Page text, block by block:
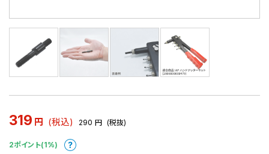
319 円 (税込) 290 円 (税抜)
2ポイント(1%)